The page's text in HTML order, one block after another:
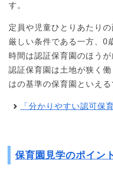
す。
定員や児童ひとりあたり
厳しい条件である一方、0
時間は認証保育園のほう
認証保育園は土地が狭く
はの基準の保育園といえる
「分かりやすい認可保
保育園見学のポイン